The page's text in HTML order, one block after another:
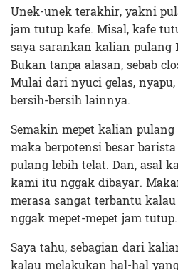
Unek-unek terakhir, yakni
jam tutup kafe. Misal, kafe
saya sarankan kalian pulang
Bukan tanpa alasan, sebab
Mulai dari nyuci gelas,
bersih-bersih lainnya.
Semakin mepet kalian
maka berpotensi besar
pulang lebih telat. Dan, asal
kami itu nggak dibayar.
merasa sangat terbantu
nggak mepet-mepet jam tutup.
Saya tahu, sebagian dari
kalau melakukan hal-hal